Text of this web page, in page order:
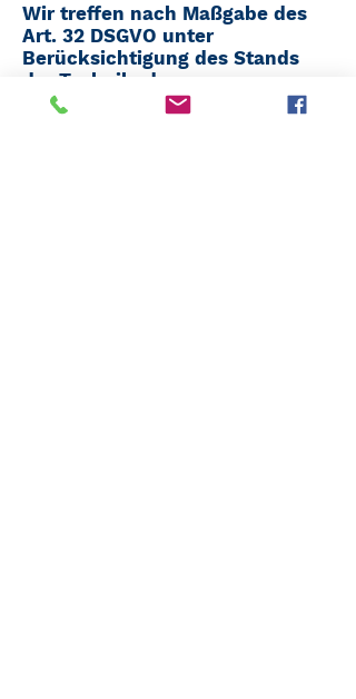
Wir treffen nach Maßgabe des
Art. 32 DSGVO unter
Berücksichtigung des Stands
der Technik, der
Implementierungskosten und